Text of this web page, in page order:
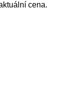
cena.